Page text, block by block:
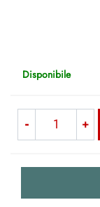
Disponibile